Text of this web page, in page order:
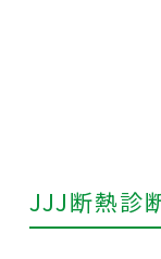
JJJ断熱診